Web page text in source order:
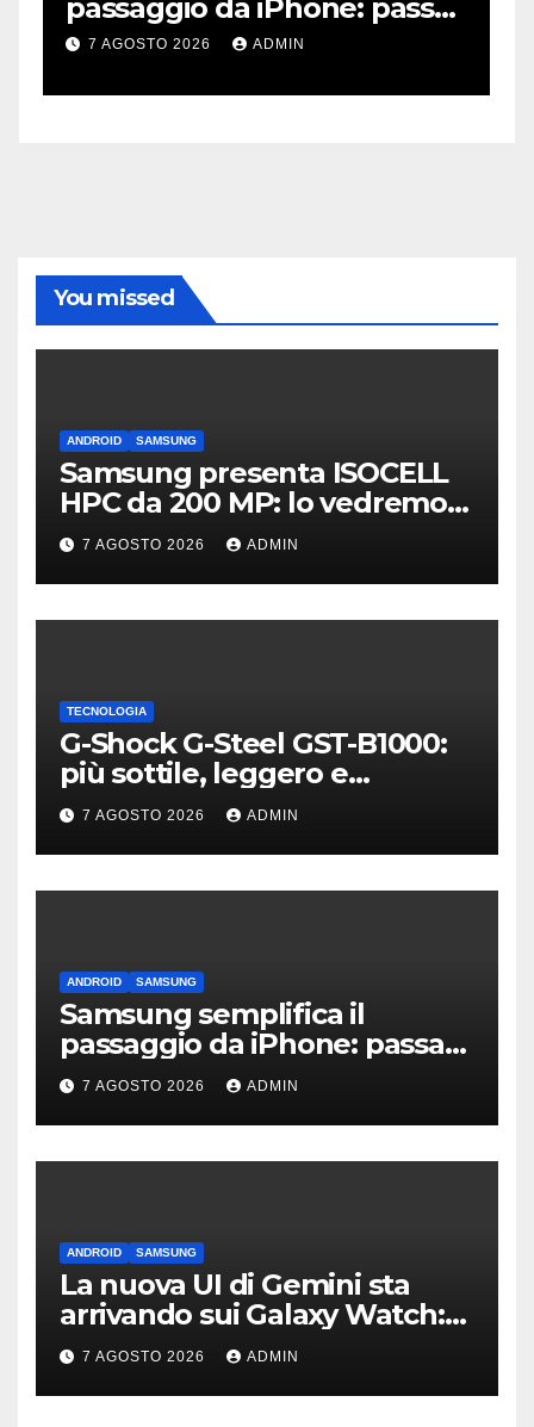
passaggio da iPhone: passa
WhatsApp e c’è l’assistenza
7 AGOSTO 2026 ADMIN
You missed
ANDROID SAMSUNG
Samsung presenta ISOCELL
HPC da 200 MP: lo vedremo
sui Galaxy S27?
7 AGOSTO 2026 ADMIN
TECNOLOGIA
G-Shock G-Steel GST-B1000:
più sottile, leggero e
connesso
7 AGOSTO 2026 ADMIN
ANDROID SAMSUNG
Samsung semplifica il
passaggio da iPhone: passa
WhatsApp e c’è l’assistenza
7 AGOSTO 2026 ADMIN
ANDROID SAMSUNG
La nuova UI di Gemini sta
arrivando sui Galaxy Watch:
primi avvistamenti
7 AGOSTO 2026 ADMIN